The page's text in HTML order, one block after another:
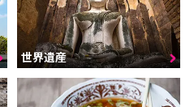
サムイ島（スラーターニ
ー）
ランタ島（クラビ）
パンガー
世界遺産